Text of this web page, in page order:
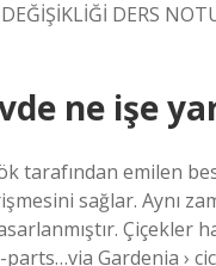
DERS
ne işe
tarafından emilen
sağlar. Aynı
Çiçekler
parts…via Gardenia ›